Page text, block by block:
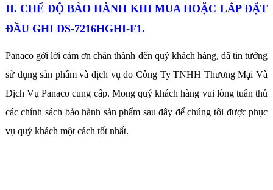
II. CHẾ ĐỘ BẢO HÀNH KHI MUA HOẶC LẮP ĐẶT
ĐẦU GHI DS-7216HGHI-F1.
Panaco gởi lời cám ơn chân thành đến quý khách hàng, đã tin tưởng
sử dụng sản phẩm và dịch vụ do Công Ty TNHH Thương Mại Và
Dịch Vụ Panaco cung cấp. Mong quý khách hàng vui lòng tuân thủ
các chính sách bảo hành sản phẩm sau đây để chúng tôi được phục
vụ quý khách một cách tốt nhất.